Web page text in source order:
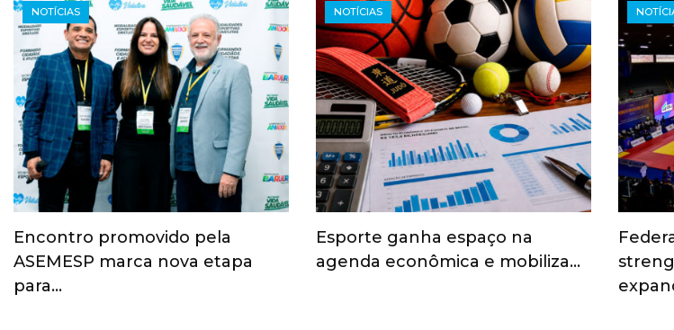
NOTÍCIAS
Encontro promovido pela
ASEMESP marca nova etapa
para…
NOTÍCIAS
Esporte ganha espaço na
agenda econômica e mobiliza…